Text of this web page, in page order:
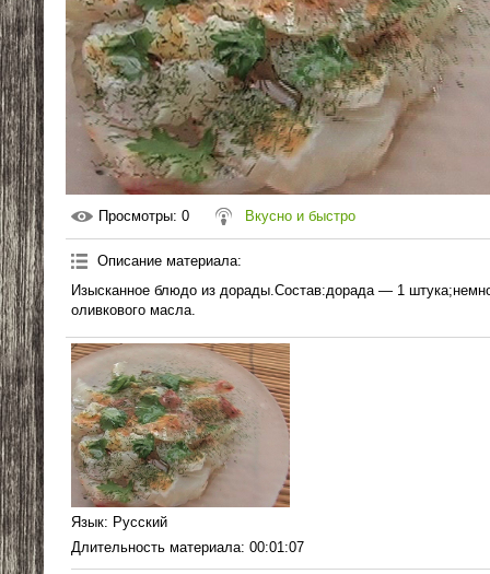
Просмотры: 0 Вкусно и быстро
Описание материала:
Изысканное блюдо из дорады.Состав:дорада — 1
оливкового масла.
Язык: Русский
Длительность материала: 00:01:07